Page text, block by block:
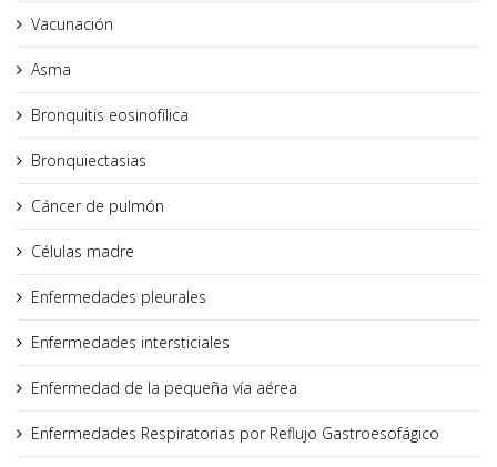
Vacunación
Asma
Bronquitis eosinofílica
Bronquiectasias
Cáncer de pulmón
Células madre
Enfermedades pleurales
Enfermedades intersticiales
Enfermedad de la pequeña vía aérea
Enfermedades Respiratorias por Reflujo Gastroesofágico